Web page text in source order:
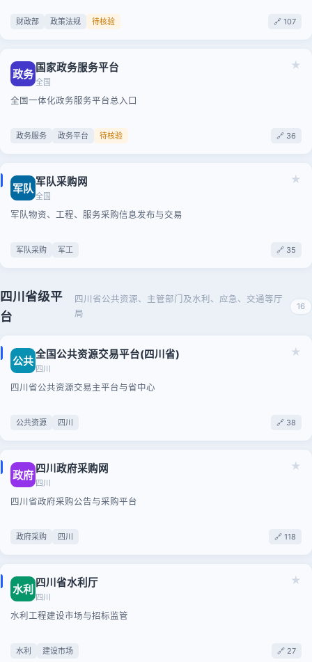
财政部 政策法规 待核验 🔗 107
★
政务 国家政务服务平台
全国
全国一体化政务服务平台总入口
政务服务 政务平台 待核验 🔗 36
★
军队 军队采购网
全国
军队物资、工程、服务采购信息发布与交易
军队采购 军工 🔗 35
四川省级平
台
四川省公共资源、主管部门及水利、应急、交通等厅
局
16
★
公共全国公共资源交易平台(四川省)
四川
四川省公共资源交易主平台与省中心
公共资源 四川 🔗 38
★
政府 四川政府采购网
四川
四川省政府采购公告与采购平台
政府采购 四川 🔗 118
★
水利 四川省水利厅
四川
水利工程建设市场与招标监管
水利 建设市场 🔗 27